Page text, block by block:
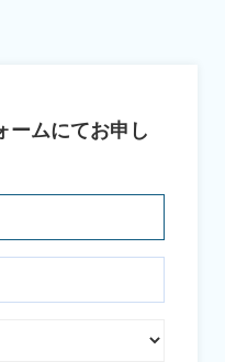
ームにてお申し